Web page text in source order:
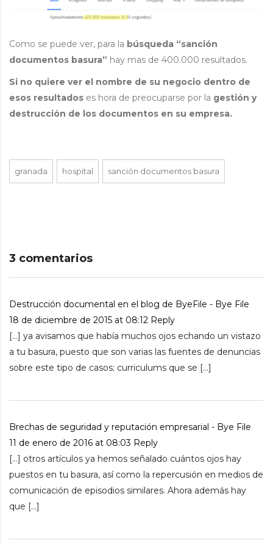
Como se puede ver, para la búsqueda “sanción
documentos basura” hay mas de 400.000 resultados.
Si no quiere ver el nombre de su negocio dentro de
esos resultados es hora de preocuparse por la gestión y
destrucción de los documentos en su empresa.
granada hospital sanción documentos basura
3 comentarios
Destrucción documental en el blog de ByeFile - Bye File
18 de diciembre de 2015 at 08:12 Reply
[…] ya avisamos que había muchos ojos echando un vistazo
a tu basura, puesto que son varias las fuentes de denuncias
sobre este tipo de casos; curriculums que se […]
Brechas de seguridad y reputación empresarial - Bye File
11 de enero de 2016 at 08:03 Reply
[…] otros artículos ya hemos señalado cuántos ojos hay
puestos en tu basura, así como la repercusión en medios de
comunicación de episodios similares. Ahora además hay
que […]